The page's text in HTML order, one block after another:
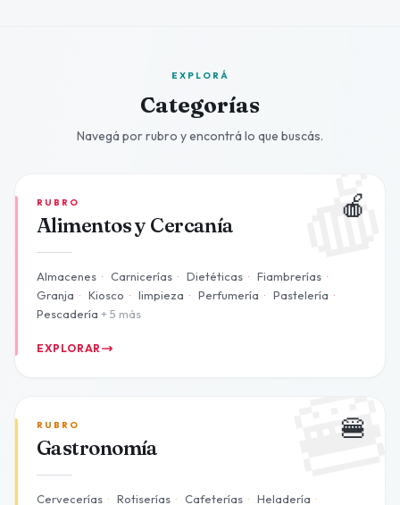
EXPLORÁ
Categorías
Navegá por rubro y encontrá lo que buscás.
🍎
RUBRO
Alimentos y Cercanía
Almacenes · Carnicerías · Dietéticas · Fiambrerías ·
Granja · Kiosco · limpieza · Perfumería · Pastelería ·
Pescadería + 5 más
EXPLORAR
🍔
RUBRO
Gastronomía
Cervecerías · Rotiserías · Cafeterías · Heladería ·